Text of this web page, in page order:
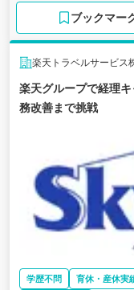
ブックマー
楽天トラベルサービス
楽天グループで経理
務改善まで挑戦
学歴不問 育休・産休実